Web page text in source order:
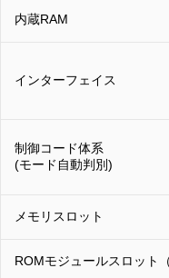
内蔵RAM
インターフェイス
制御コード体系
(モード自動判別)
メモリスロット
ROMモジュールスロット（